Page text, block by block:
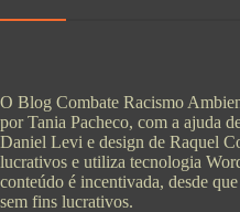
O Blog Combate Racismo
por Tania Pacheco, com a ajuda
Daniel Levi e design de Raquel
lucrativos e utiliza tecnologia
conteúdo é incentivada, desde
sem fins lucrativos.